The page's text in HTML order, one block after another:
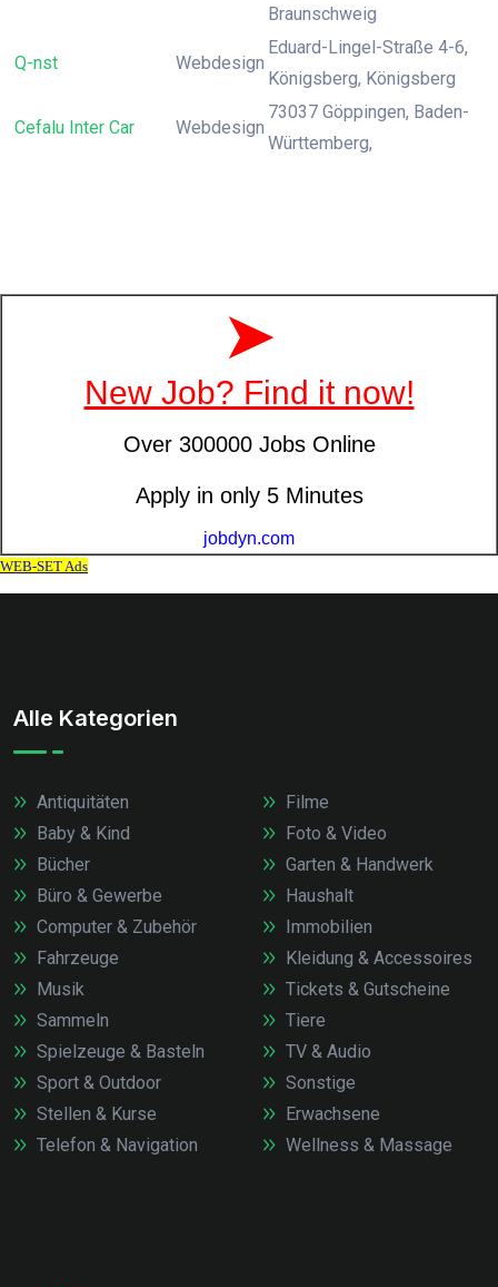
Braunschweig
Q-nst Webdesign
Eduard-Lingel-Straße 4-6,
Königsberg, Königsberg
Cefalu Inter Car Webdesign
73037 Göppingen, Baden-
Württemberg,
Alle Kategorien
Antiquitäten
Baby & Kind
Bücher
Büro & Gewerbe
Computer & Zubehör
Fahrzeuge
Filme
Foto & Video
Garten & Handwerk
Haushalt
Immobilien
Kleidung & Accessoires
Musik
Sammeln
Spielzeuge & Basteln
Sport & Outdoor
Stellen & Kurse
Telefon & Navigation
Tickets & Gutscheine
Tiere
TV & Audio
Sonstige
Erwachsene
Wellness & Massage